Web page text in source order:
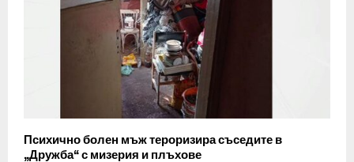
Психично болен мъж тероризира съседите в
„Дружба“ с мизерия и плъхове